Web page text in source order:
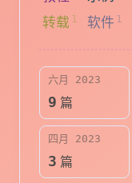
转载 1 软件 1
六月 2023
9 篇
四月 2023
3 篇